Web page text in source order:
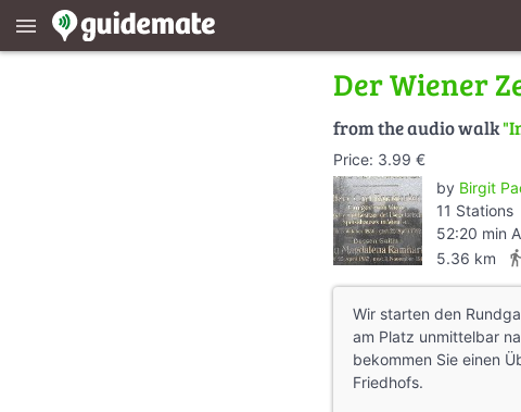
menu
Der Wiener
from the audio walk
Price: 3.99 €
by Birgit
11 Stations
52:20 min
5.36 km
directions_walk
Wir starten den
am Platz unmittelbar
bekommen Sie einen
Friedhofs.